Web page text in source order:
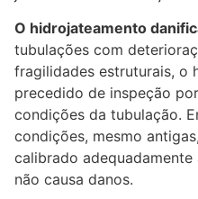
O hidrojateamento
tubulações com
fragilidades estruturais, o
precedido de inspeção
condições da tubulação.
condições, mesmo
calibrado
não causa danos.